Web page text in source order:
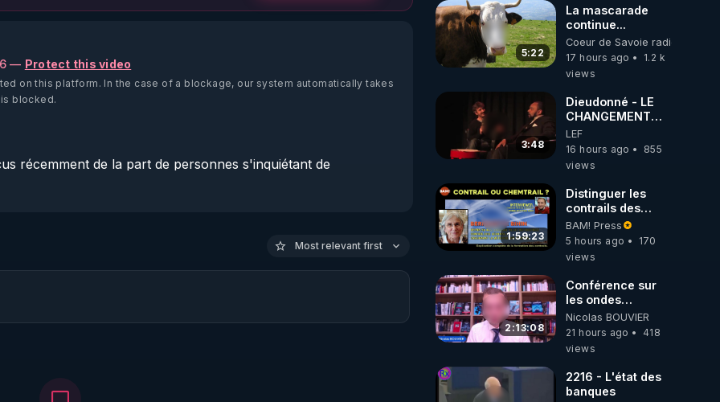
— Protect this video
on this platform. In the case of a blockage, our system automatically takes
blocked.
récemment de la part de personnes s'inquiétant de
voir , partant de ce thème la réflexion s'élargit largement,
page ajoutée ...nul besoin d'explications excessives je
Most relevant first
5:22
La mascarade
continue...
Coeur de Savoie radioweb TV
17 hours ago
1.2 k
views
3:48
Dieudonné - LE
CHANGEMENT
C'EST
MAINTENANT
LEF
16 hours ago
855
views
1:59:23
Distinguer les
contrails des
chemtrails par
Bernadette Bihin
BAM! Press
5 hours ago
170
views
2:13:08
Conférence sur
les ondes
électromagnétiques
par Grégoire
Caustru et Bart de
Nicolas BOUVIER
21 hours ago
418
views
2216 - L'état des
banques